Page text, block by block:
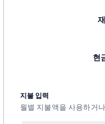
현
지불 입력
월별 지불액을 사용하거